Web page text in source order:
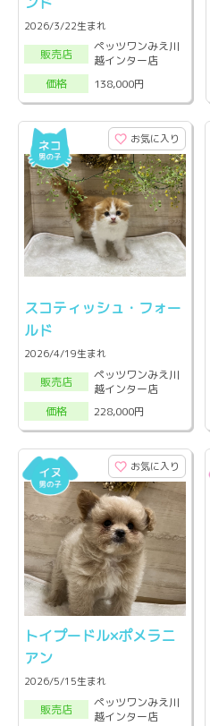
2026/3/22生まれ
販売店
ペッツワンみえ川
越インター店
価格
138,000円
お気に入り
スコティッシュ・フォー
ルド
2026/4/19生まれ
販売店
ペッツワンみえ川
越インター店
価格
228,000円
お気に入り
トイプードル×ポメラニ
アン
2026/5/15生まれ
販売店
ペッツワンみえ川
越インター店